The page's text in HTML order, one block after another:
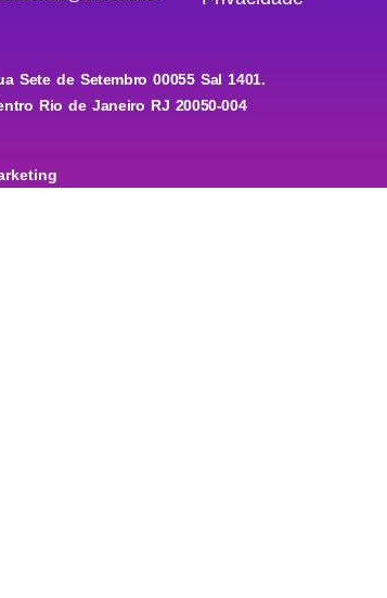
Sete de Setembro 00055 Sal 1401.
Rio de Janeiro RJ 20050-004